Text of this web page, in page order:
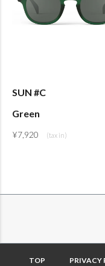
SUN #C
Green
¥7,920
TOP PRIVACY